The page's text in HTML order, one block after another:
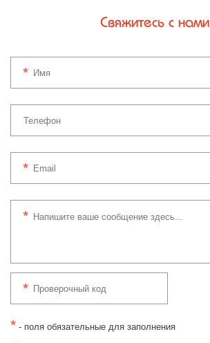
Свяжитесь с нами
* - поля обязательные для заполнения